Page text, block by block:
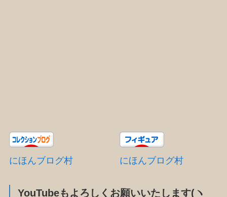
にほんブログ村 にほんブログ村
YouTubeもよろしくお願いいたします(ヽ